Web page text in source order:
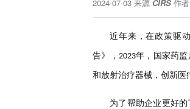
2024-07-03 来源 CIRS 作者
近年来，在政策驱
告》， 2023年，国家药监
和放射治疗器械，创新医
为了帮助企业更好